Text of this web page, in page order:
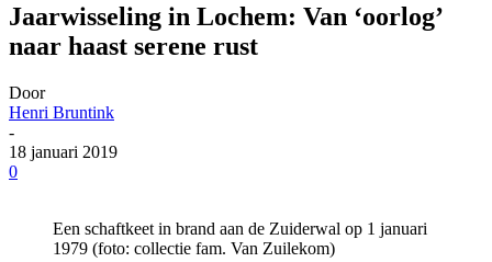
Jaarwisseling in Lochem: Van ‘oorlog’
naar haast serene rust
Door
Henri Bruntink
-
18 januari 2019
0
Een schaftkeet in brand aan de Zuiderwal op 1 januari
1979 (foto: collectie fam. Van Zuilekom)